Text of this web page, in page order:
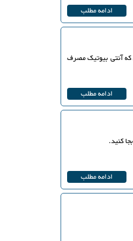
ادامه مطلب
که آنتی بیوتیک مصرف
ادامه مطلب
کنید.
ادامه مطلب